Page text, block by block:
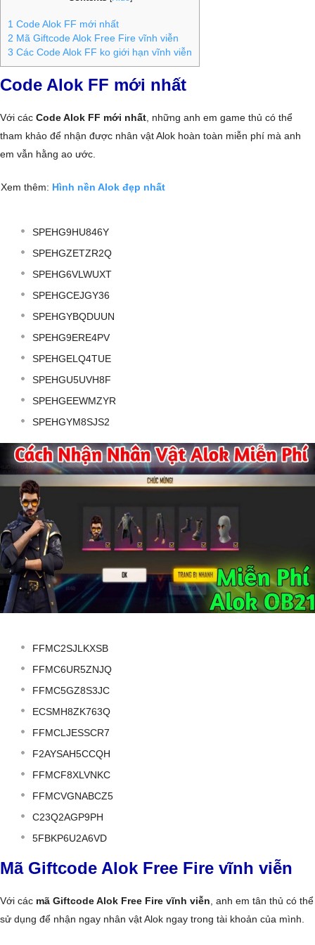
1 Code Alok FF mới nhất
2 Mã Giftcode Alok Free Fire vĩnh viễn
3 Các Code Alok FF ko giới hạn vĩnh viễn
Code Alok FF mới nhất
Với các Code Alok FF mới nhất, những anh em game thủ có thể
tham khảo để nhận được nhân vật Alok hoàn toàn miễn phí mà anh
em vẫn hằng ao ước.
Xem thêm: Hình nền Alok đẹp nhất
SPEHG9HU846Y
SPEHGZETZR2Q
SPEHG6VLWUXT
SPEHGCEJGY36
SPEHGYBQDUUN
SPEHG9ERE4PV
SPEHGELQ4TUE
SPEHGU5UVH8F
SPEHGEEWMZYR
SPEHGYM8SJS2
FFMC2SJLKXSB
FFMC6UR5ZNJQ ​​
FFMC5GZ8S3JC
ECSMH8ZK763Q
FFMCLJESSCR7
F2AYSAH5CCQH
FFMCF8XLVNKC
FFMCVGNABCZ5
C23Q2AGP9PH
5FBKP6U2A6VD
Mã Giftcode Alok Free Fire vĩnh viễn
Với các mã Giftcode Alok Free Fire vĩnh viễn, anh em tân thủ có thể
sử dụng để nhận ngay nhân vật Alok ngay trong tài khoản của mình.